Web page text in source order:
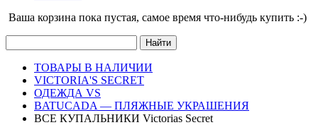
Ваша корзина пока пустая, cамое время что-нибудь купить :-)
ТОВАРЫ В НАЛИЧИИ
VICTORIA'S SECRET
ОДЕЖДА VS
BATUCADA — ПЛЯЖНЫЕ УКРАШЕНИЯ
ВСЕ КУПАЛЬНИКИ Victorias Secret